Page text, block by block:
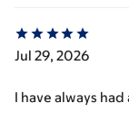
Jul 29, 2026
I have always